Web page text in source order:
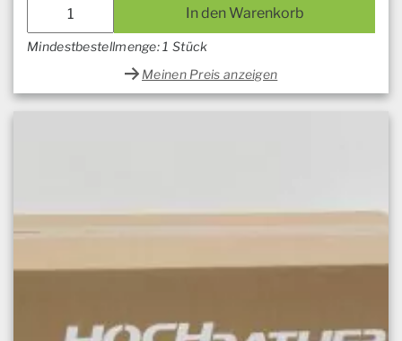
In den Warenkorb
Mindestbestellmenge: 1 Stück
Meinen Preis anzeigen